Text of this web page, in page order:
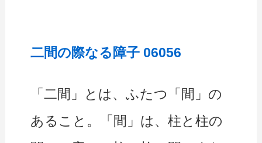
二間の際なる障子 06056
「二間」とは、ふたつ「間」の
あること。「間」は、柱と柱の